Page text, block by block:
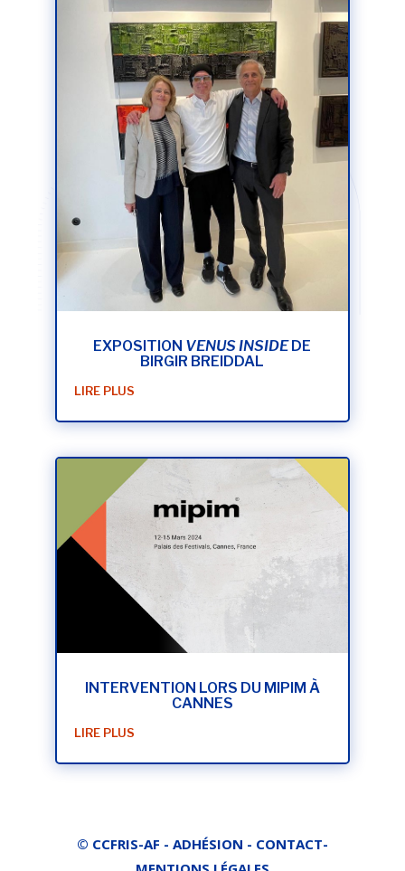
EXPOSITION VENUS INSIDEDE
BIRGIR BREIDDAL
LIRE PLUS
INTERVENTION LORS DU MIPIM À
CANNES
LIRE PLUS
© CCFRIS-AF - ADHÉSION - CONTACT-